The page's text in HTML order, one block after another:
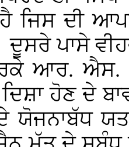
ਹੈ ਜਿਸ ਦੀ
ਦੂਸਰੇ ਪਾਸੇ
ਆਰ. ਐਸ.
ਹੋਣ ਦੇ
ਯੋਜਨਾਬੱਧ